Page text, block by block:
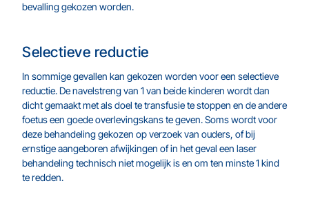
bevalling gekozen worden.
Selectieve reductie
In sommige gevallen kan gekozen worden voor een selectieve
reductie. De navelstreng van 1 van beide kinderen wordt dan
dicht gemaakt met als doel te transfusie te stoppen en de andere
foetus een goede overlevingskans te geven. Soms wordt voor
deze behandeling gekozen op verzoek van ouders, of bij
ernstige aangeboren afwijkingen of in het geval een laser
behandeling technisch niet mogelijk is en om ten minste 1 kind
te redden.